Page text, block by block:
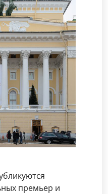
премьер и